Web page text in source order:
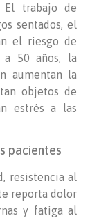
El trabajo de
sentados, el
el riesgo de
a 50 años, la
aumentan la
objetos de
estrés a las
pacientes
resistencia al
reporta dolor
y fatiga al